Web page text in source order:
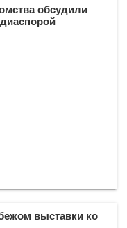
обсудили
выставки ко